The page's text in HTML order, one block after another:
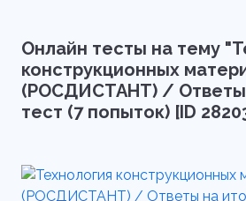
Онлайн тесты на тему
конструкционных
(РОСДИСТАНТ) / Ответы
тест (7 попыток) [ID